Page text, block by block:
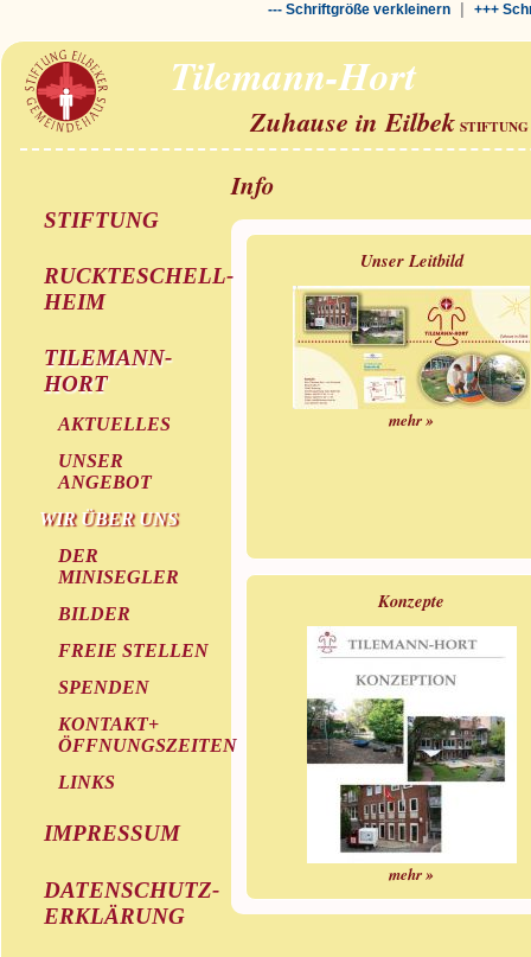
--- Schriftgröße verkleinern| +++
Tilemann-Hort
Zuhause in Eilbek
STIFTUNG
RUCKTESCHELL-
HEIM
TILEMANN-
HORT
AKTUELLES
UNSER
ANGEBOT
WIR ÜBER UNS
DER
MINISEGLER
BILDER
FREIE STELLEN
SPENDEN
KONTAKT+
ÖFFNUNGSZEITEN
LINKS
IMPRESSUM
DATENSCHUTZ-
ERKLÄRUNG
Info
Unser Leitbild
mehr »
Konzepte
mehr »